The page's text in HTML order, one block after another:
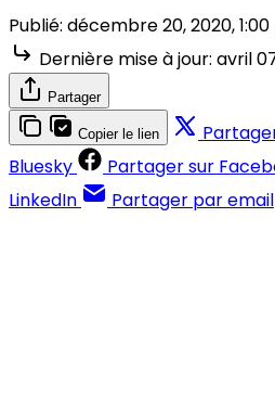
Publié: décembre 20, 2020,
Dernière mise à jour: avril
Partager
Copier le lien
Bluesky
Partager sur
LinkedIn
Partager par email